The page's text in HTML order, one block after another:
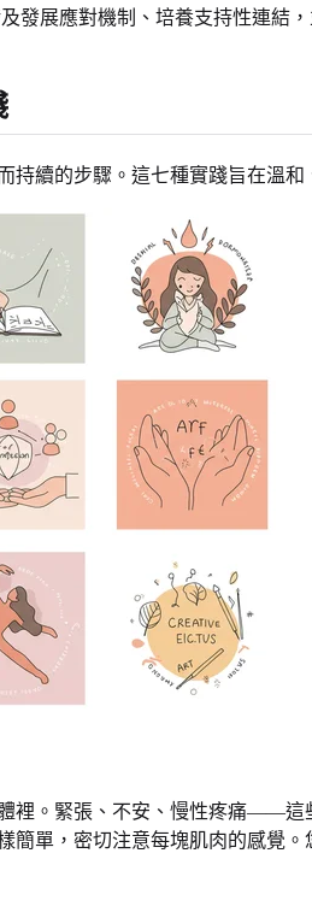
發展應對機制、培養支持性連結
持續的步驟。這七種實踐旨在溫
裡。緊張、不安、慢性疼痛——這
簡單，密切注意每塊肌肉的感覺